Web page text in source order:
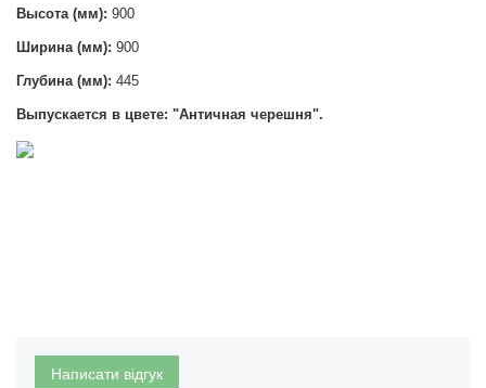
Высота (мм): 900
Ширина (мм): 900
Глубина (мм): 445
Выпускается в цвете: "Античная черешня".
Написати відгук